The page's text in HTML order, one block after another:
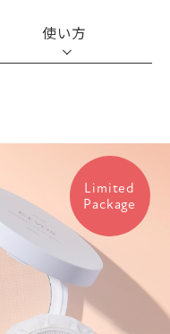
使い方
Limited
Package